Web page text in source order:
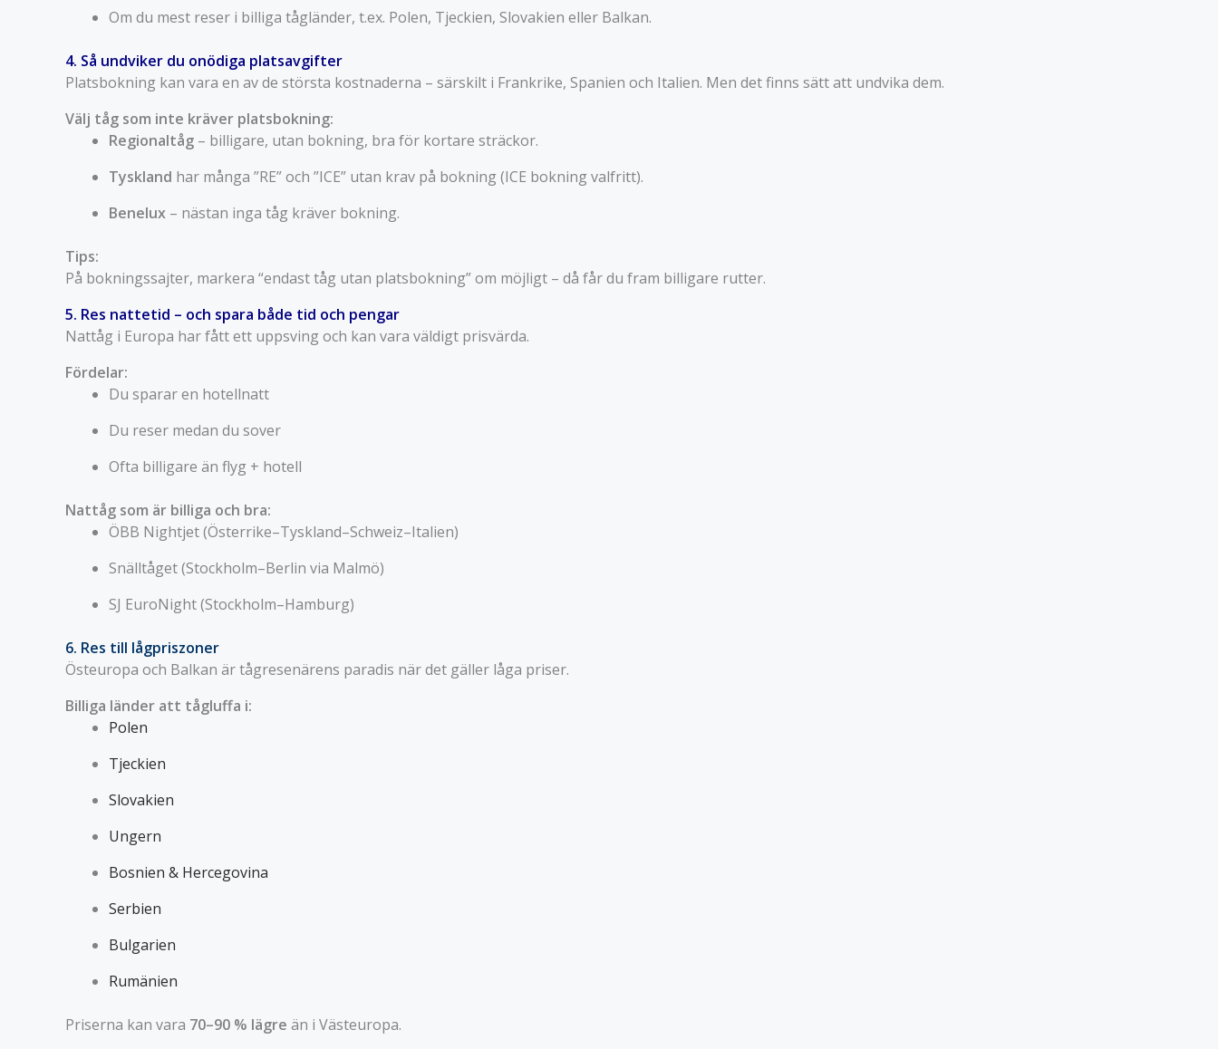
Om du mest reser i billiga tågländer, t.ex. Polen, Tjeckien, Slovakien eller Balkan.
4. Så undviker du onödiga platsavgifter
Platsbokning kan vara en av de största kostnaderna – särskilt i Frankrike, Spanien och Italien. Men det finns sätt att undvika dem.
Välj tåg som inte kräver platsbokning:
Regionaltåg – billigare, utan bokning, bra för kortare sträckor.
Tyskland har många ”RE” och ”ICE” utan krav på bokning (ICE bokning valfritt).
Benelux – nästan inga tåg kräver bokning.
Tips:
På bokningssajter, markera “endast tåg utan platsbokning” om möjligt – då får du fram billigare rutter.
5. Res nattetid – och spara både tid och pengar
Nattåg i Europa har fått ett uppsving och kan vara väldigt prisvärda.
Fördelar:
Du sparar en hotellnatt
Du reser medan du sover
Ofta billigare än flyg + hotell
Nattåg som är billiga och bra:
ÖBB Nightjet (Österrike–Tyskland–Schweiz–Italien)
Snälltåget (Stockholm–Berlin via Malmö)
SJ EuroNight (Stockholm–Hamburg)
6. Res till lågpriszoner
Östeuropa och Balkan är tågresenärens paradis när det gäller låga priser.
Billiga länder att tågluffa i:
Polen
Tjeckien
Slovakien
Ungern
Bosnien & Hercegovina
Serbien
Bulgarien
Rumänien
Priserna kan vara 70–90 % lägre än i Västeuropa.